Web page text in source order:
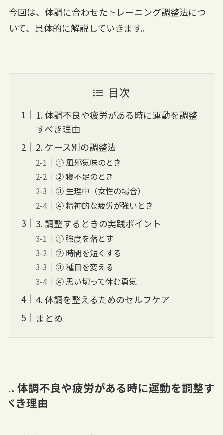
今回は、体調に合わせたトレーニング調整法につ
いて、具体的に解説していきます。
目次
1. 体調不良や疲労がある時に運動を調整
すべき理由
2. ケース別の調整法
① 風邪気味のとき
② 寝不足のとき
③ 生理中（女性の場合）
④ 精神的な疲労が強いとき
3. 調整するときの実践ポイント
① 強度を落とす
② 時間を短くする
③ 種目を変える
④ 思い切って休む勇気
4. 体調を整えるためのセルフケア
まとめ
1. 体調不良や疲労がある時に運動を調整す
べき理由